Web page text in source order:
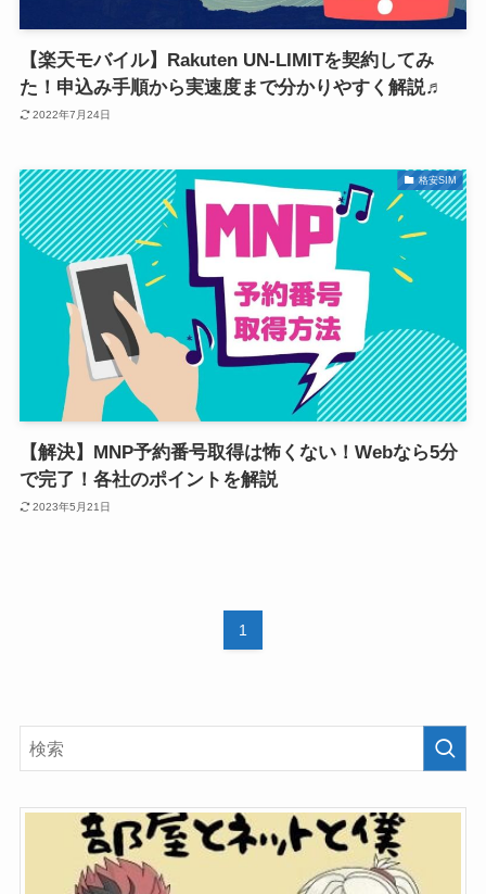
【楽天モバイル】Rakuten UN-LIMITを契約してみ
た！申込み手順から実速度まで分かりやすく解説♬
2022年7月24日
格安SIM
【解決】MNP予約番号取得は怖くない！Webなら5分
で完了！各社のポイントを解説
2023年5月21日
1